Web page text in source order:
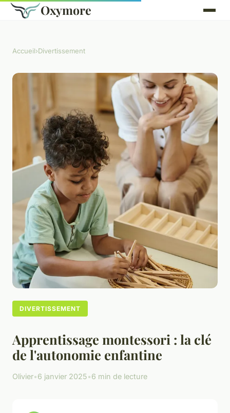
Oxymore
Accueil›Divertissement
DIVERTISSEMENT
Apprentissage montessori : la clé
de l'autonomie enfantine
Olivier•6 janvier 2025•6 min de lecture